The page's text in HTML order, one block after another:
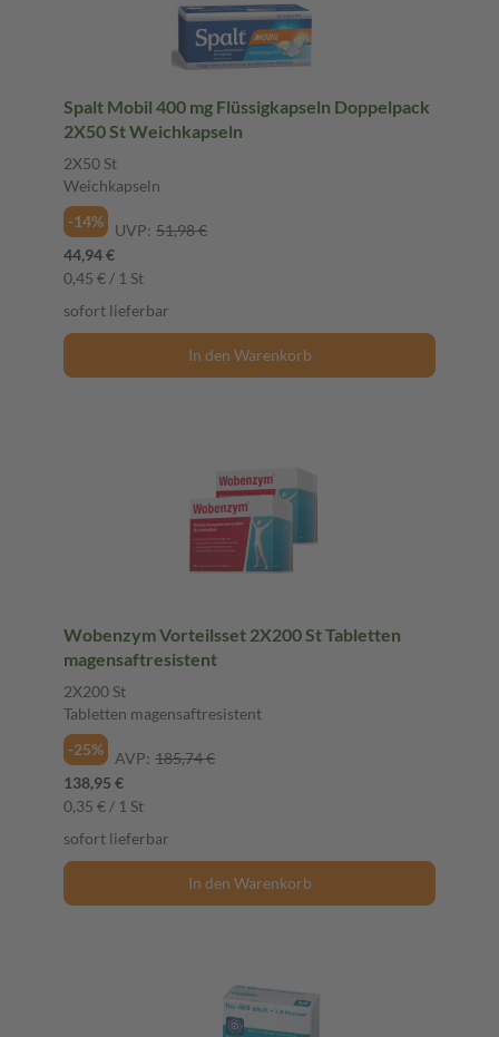
Spalt Mobil 400 mg Flüssigkapseln Doppelpack
2X50 St Weichkapseln
2X50 St
Weichkapseln
-14%
UVP: 51,98 €
44,94 €
0,45 € / 1 St
sofort lieferbar
In den Warenkorb
Wobenzym Vorteilsset 2X200 St Tabletten
magensaftresistent
2X200 St
Tabletten magensaftresistent
-25%
AVP: 185,74 €
138,95 €
0,35 € / 1 St
sofort lieferbar
In den Warenkorb